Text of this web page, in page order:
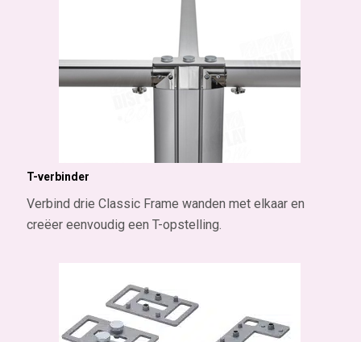
T-verbinder
Verbind drie Classic Frame wanden met elkaar en
creëer eenvoudig een T-opstelling.